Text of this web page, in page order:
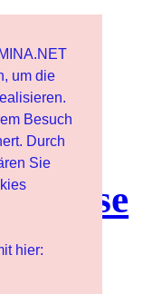
um die
Besuch
Durch
Sie
hier: